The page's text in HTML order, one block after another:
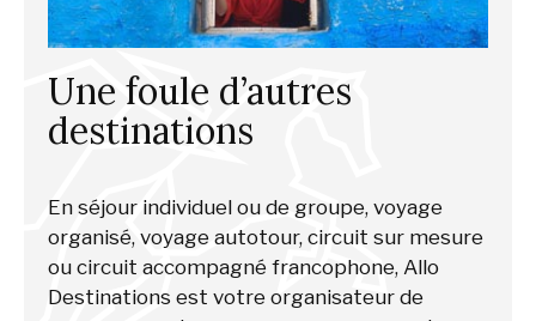
Une foule d’autres
destinations
En séjour individuel ou de groupe, voyage
organisé, voyage autotour, circuit sur mesure
ou circuit accompagné francophone, Allo
Destinations est votre organisateur de